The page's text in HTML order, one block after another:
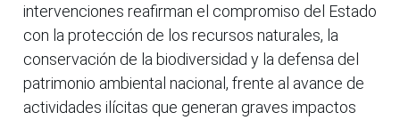
intervenciones reafirman el compromiso del Estado
con la protección de los recursos naturales, la
conservación de la biodiversidad y la defensa del
patrimonio ambiental nacional, frente al avance de
actividades ilícitas que generan graves impactos